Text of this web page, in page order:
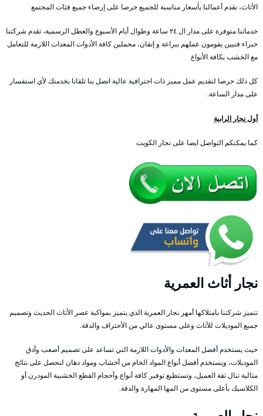
الأثاث، نقدم أعمالنا بأسعار مناسبة للجميع حرصا على إرضاء جميع فئات المجتمع
خدماتنا متوفرة على مدار ال ٢٤ ساعة وطوال أيام الأسبوع والعطل الرسمية، تقدم شركتنا
خبراء فنيين يقومون عملهم ببراعة و إتقان، محملين كافة الأدوات المعدات اللازمة للتعامل
مع الخشب بكافة الأنواع
كل ذلك حرصا لتقديم عمل مميز ذات احترافية عالية اتصل بنا تلقانا بخدمتك لأي استفسار
على مدار الساعة.
أول نجار الرابية
كما يمكنكم التواصل ايضا على نجار الكويت
نجار أثاث العمرية
تتميز شركتنا بامتلاكها أمهر نجار العمرية الذي يتميز بمواكبة عصر الأثاث الحديث وتصميم
جميع الموديلات للأثاث وعلى مستوى عالي من الأحتراف والدقة.
حيث يستخدم أفضل المعدات والأدوات اللازمة التي تساعد على تصميم أصعب وأدق
الموديلات، ويستخدم أفضل أنواع المواد الخام من أخشاب ومواد دهان لنحصل على نتائج
مثالية تنال ثقة العميل، وتستطيع توفير كافة أنواع وأحجام القطع الخشبية المودرن أو
الكلاسيك بأعلى مستوى من المها المهارة والدقة.